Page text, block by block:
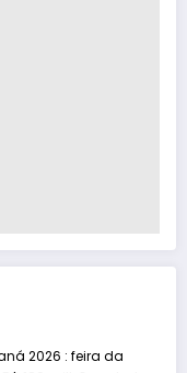
2026 : feira da